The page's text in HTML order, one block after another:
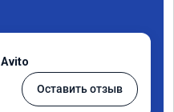
Avito
Оставить отзыв